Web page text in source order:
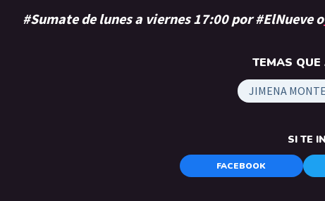
#Sumate de lunes a viernes 17:00 por #ElNueve o
TEMAS QUE
JIMENA
SI TE
FACEBOOK